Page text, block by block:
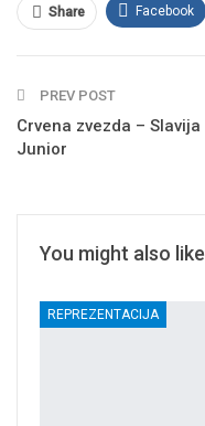
Share Facebook
PREV POST
Crvena zvezda – Slavija
Junior
You might also like
REPREZENTACIJA